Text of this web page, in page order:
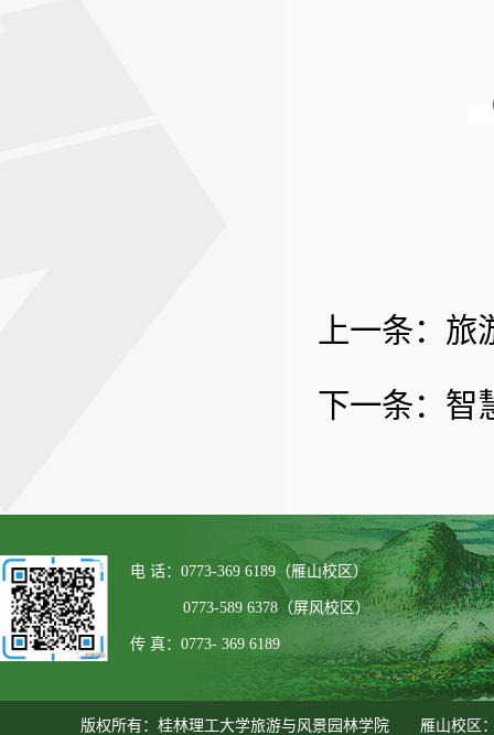
上一条： 旅
下一条： 智
电 话：0773-369 6189（雁山校区）
0773-589 6378（屏风校区）
传 真：0773- 369 6189
版权所有：桂林理工大学旅游与风景园林学院 雁山校区